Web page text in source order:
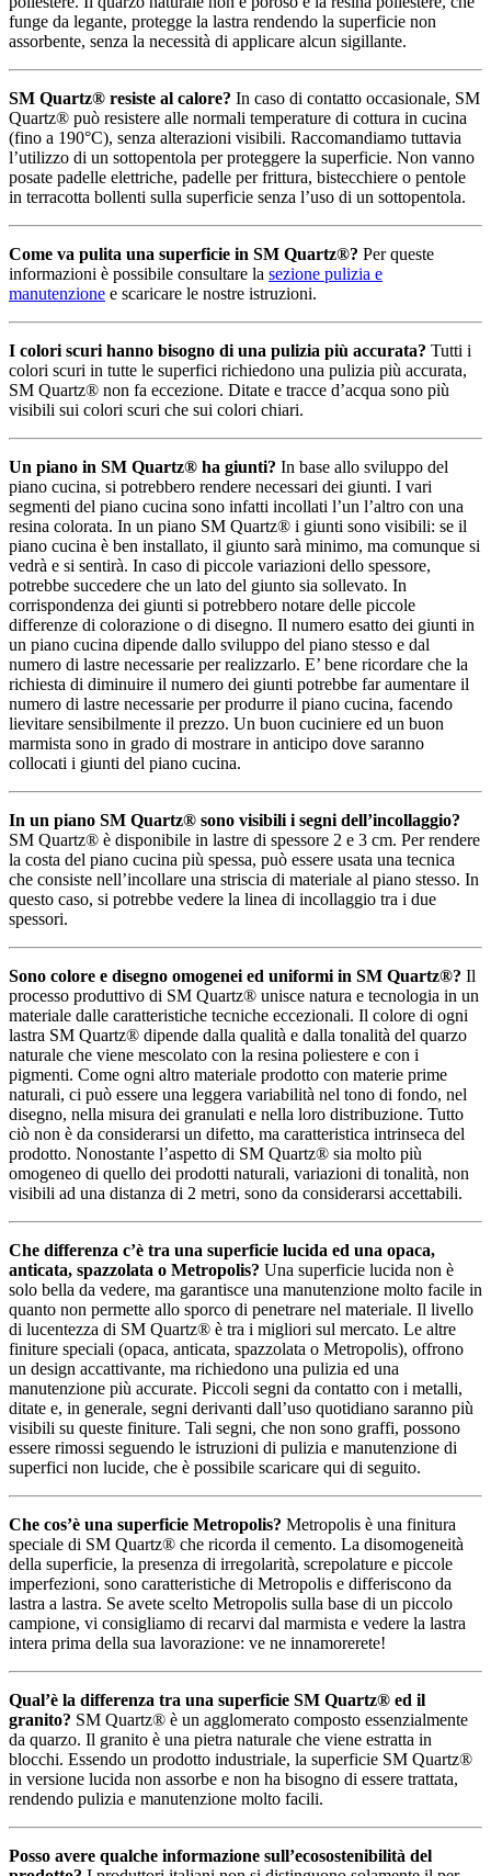
funge da legante, protegge la lastra rendendo la superficie non
assorbente, senza la necessità di applicare alcun sigillante.
SM Quartz® resiste al calore? In caso di contatto occasionale, SM
Quartz® può resistere alle normali temperature di cottura in cucina
(fino a 190°C), senza alterazioni visibili. Raccomandiamo tuttavia
l’utilizzo di un sottopentola per proteggere la superficie. Non vanno
posate padelle elettriche, padelle per frittura, bistecchiere o pentole
in terracotta bollenti sulla superficie senza l’uso di un sottopentola.
Come va pulita una superficie in SM Quartz®? Per queste
informazioni è possibile consultare la sezione pulizia e
manutenzione e scaricare le nostre istruzioni.
I colori scuri hanno bisogno di una pulizia più accurata? Tutti i
colori scuri in tutte le superfici richiedono una pulizia più accurata,
SM Quartz® non fa eccezione. Ditate e tracce d’acqua sono più
visibili sui colori scuri che sui colori chiari.
Un piano in SM Quartz® ha giunti? In base allo sviluppo del
piano cucina, si potrebbero rendere necessari dei giunti. I vari
segmenti del piano cucina sono infatti incollati l’un l’altro con una
resina colorata. In un piano SM Quartz® i giunti sono visibili: se il
piano cucina è ben installato, il giunto sarà minimo, ma comunque si
vedrà e si sentirà. In caso di piccole variazioni dello spessore,
potrebbe succedere che un lato del giunto sia sollevato. In
corrispondenza dei giunti si potrebbero notare delle piccole
differenze di colorazione o di disegno. Il numero esatto dei giunti in
un piano cucina dipende dallo sviluppo del piano stesso e dal
numero di lastre necessarie per realizzarlo. E’ bene ricordare che la
richiesta di diminuire il numero dei giunti potrebbe far aumentare il
numero di lastre necessarie per produrre il piano cucina, facendo
lievitare sensibilmente il prezzo. Un buon cuciniere ed un buon
marmista sono in grado di mostrare in anticipo dove saranno
collocati i giunti del piano cucina.
In un piano SM Quartz® sono visibili i segni dell’incollaggio?
SM Quartz® è disponibile in lastre di spessore 2 e 3 cm. Per rendere
la costa del piano cucina più spessa, può essere usata una tecnica
che consiste nell’incollare una striscia di materiale al piano stesso. In
questo caso, si potrebbe vedere la linea di incollaggio tra i due
spessori.
Sono colore e disegno omogenei ed uniformi in SM Quartz®? Il
processo produttivo di SM Quartz® unisce natura e tecnologia in un
materiale dalle caratteristiche tecniche eccezionali. Il colore di ogni
lastra SM Quartz® dipende dalla qualità e dalla tonalità del quarzo
naturale che viene mescolato con la resina poliestere e con i
pigmenti. Come ogni altro materiale prodotto con materie prime
naturali, ci può essere una leggera variabilità nel tono di fondo, nel
disegno, nella misura dei granulati e nella loro distribuzione. Tutto
ciò non è da considerarsi un difetto, ma caratteristica intrinseca del
prodotto. Nonostante l’aspetto di SM Quartz® sia molto più
omogeneo di quello dei prodotti naturali, variazioni di tonalità, non
visibili ad una distanza di 2 metri, sono da considerarsi accettabili.
Che differenza c’è tra una superficie lucida ed una opaca,
anticata, spazzolata o Metropolis? Una superficie lucida non è
solo bella da vedere, ma garantisce una manutenzione molto facile in
quanto non permette allo sporco di penetrare nel materiale. Il livello
di lucentezza di SM Quartz® è tra i migliori sul mercato. Le altre
finiture speciali (opaca, anticata, spazzolata o Metropolis), offrono
un design accattivante, ma richiedono una pulizia ed una
manutenzione più accurate. Piccoli segni da contatto con i metalli,
ditate e, in generale, segni derivanti dall’uso quotidiano saranno più
visibili su queste finiture. Tali segni, che non sono graffi, possono
essere rimossi seguendo le istruzioni di pulizia e manutenzione di
superfici non lucide, che è possibile scaricare qui di seguito.
Che cos’è una superficie Metropolis? Metropolis è una finitura
speciale di SM Quartz® che ricorda il cemento. La disomogeneità
della superficie, la presenza di irregolarità, screpolature e piccole
imperfezioni, sono caratteristiche di Metropolis e differiscono da
lastra a lastra. Se avete scelto Metropolis sulla base di un piccolo
campione, vi consigliamo di recarvi dal marmista e vedere la lastra
intera prima della sua lavorazione: ve ne innamorerete!
Qual’è la differenza tra una superficie SM Quartz® ed il
granito? SM Quartz® è un agglomerato composto essenzialmente
da quarzo. Il granito è una pietra naturale che viene estratta in
blocchi. Essendo un prodotto industriale, la superficie SM Quartz®
in versione lucida non assorbe e non ha bisogno di essere trattata,
rendendo pulizia e manutenzione molto facili.
Posso avere qualche informazione sull’ecosostenibilità del